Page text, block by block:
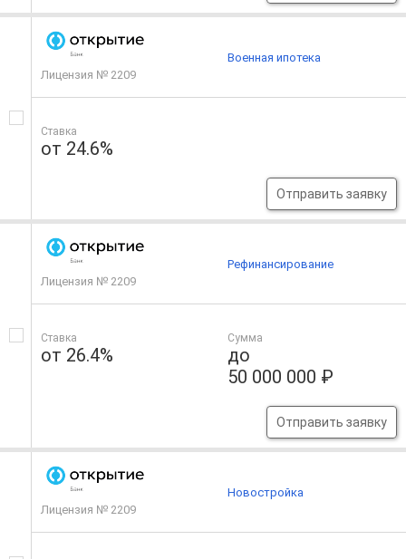
Лицензия № 2209
Ставка
от 24.6%
Отправить заявку
Военная ипотека
Лицензия № 2209
Ставка
от 26.4%
Сумма
до
50 000 000 ₽
Отправить заявку
Рефинансирование
Лицензия № 2209
Новостройка